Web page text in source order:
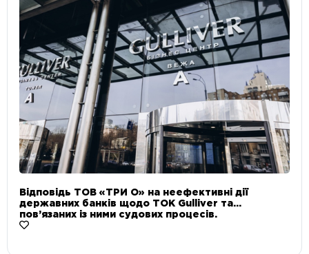
Відповідь ТОВ «ТРИ О» на неефективні дії
державних банків щодо ТОК Gulliver та
пов’язаних із ними судових процесів.